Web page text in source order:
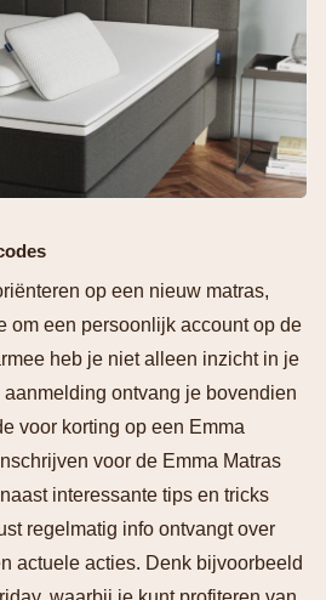
op een nieuw matras,
om een persoonlijk account op de
heb je niet alleen inzicht in je
ontvang je bovendien
voor korting op een Emma
voor de Emma Matras
interessante tips en tricks
regelmatig info ontvangt over
actuele acties. Denk bijvoorbeeld